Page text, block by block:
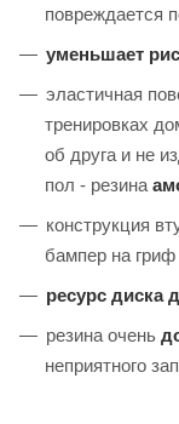
повреждается
уменьшает
эластичная
тренировках
об друга и не
пол - резина
конструкция
бампер на
ресурс диска
резина очень
неприятного